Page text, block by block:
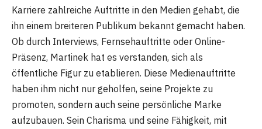
Karriere zahlreiche Auftritte in den Medien gehabt, die
ihn einem breiteren Publikum bekannt gemacht haben.
Ob durch Interviews, Fernsehauftritte oder Online-
Präsenz, Martinek hat es verstanden, sich als
öffentliche Figur zu etablieren. Diese Medienauftritte
haben ihm nicht nur geholfen, seine Projekte zu
promoten, sondern auch seine persönliche Marke
aufzubauen. Sein Charisma und seine Fähigkeit, mit